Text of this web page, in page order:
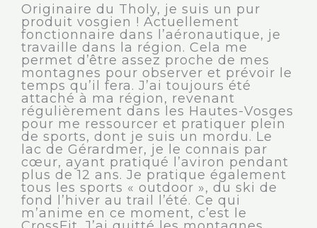
Originaire du Tholy, je suis un pur
produit vosgien ! Actuellement
fonctionnaire dans l’aéronautique, je
travaille dans la région. Cela me
permet d’être assez proche de mes
montagnes pour observer et prévoir le
temps qu’il fera. J’ai toujours été
attaché à ma région, revenant
régulièrement dans les Hautes-Vosges
pour me ressourcer et pratiquer plein
de sports, dont je suis un mordu. Le
lac de Gérardmer, je le connais par
cœur, ayant pratiqué l’aviron pendant
plus de 12 ans. Je pratique également
tous les sports « outdoor », du ski de
fond l’hiver au trail l’été. Ce qui
m’anime en ce moment, c’est le